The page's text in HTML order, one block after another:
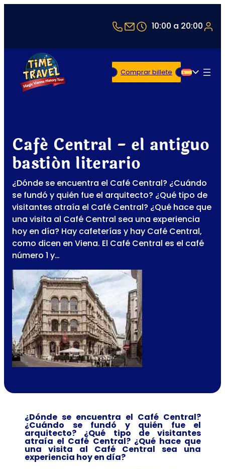
+43 1 5321514
office@timetravel-
10:00 a 20:00
Español
Comprar billete
Café Central - el antiguo
bastión literario
¿Dónde se encuentra el Café Central? ¿Cuándo
se fundó y quién fue el arquitecto? ¿Qué tipo de
visitantes atraía el Café Central? ¿Qué hace que
una visita al Café Central sea una experiencia
hoy en día? Hay cafeterías y hay Café Central,
como dicen en Viena. El Café Central es el café
número 1 y…
¿Dónde se encuentra el Café Central?
¿Cuándo se fundó y quién fue el
arquitecto? ¿Qué tipo de visitantes
atraía el Café Central? ¿Qué hace que
una visita al Café Central sea una
experiencia hoy en día?